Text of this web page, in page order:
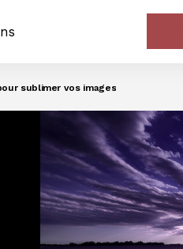
sublimer vos images